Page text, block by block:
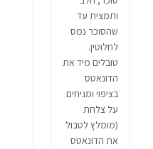
ותמצית עד
שהסוכר נמס
לחלוטין.
טובלים מיד את
הדונאטס
בציפוי ומניחים
על צלחת
(מומלץ לטבול
את הדונאטס